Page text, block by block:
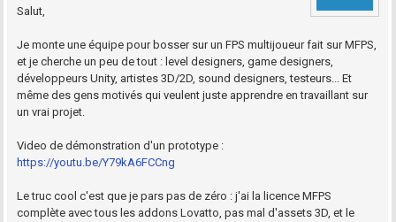
Salut,
Je monte une équipe pour bosser sur un FPS multijoueur fait sur MFPS,
et je cherche un peu de tout : level designers, game designers,
développeurs Unity, artistes 3D/2D, sound designers, testeurs... Et
même des gens motivés qui veulent juste apprendre en travaillant sur
un vrai projet.
Video de démonstration d'un prototype :
https://youtu.be/Y79kA6FCCng
Le truc cool c'est que je pars pas de zéro : j'ai la licence MFPS
complète avec tous les addons Lovatto, pas mal d'assets 3D, et le